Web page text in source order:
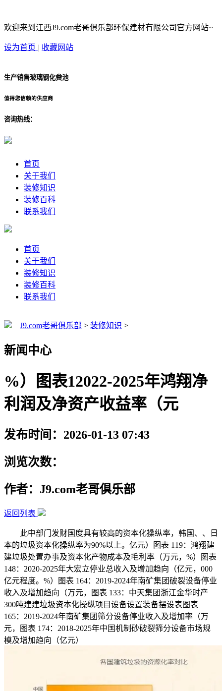
欢迎来到江西J9.com老哥俱乐部环保建材有限公司官方网站~
设为首页 | 收藏网站
生产销售玻璃钢化粪池
值得您信赖的供应商
咨询热线：
首页
关于我们
装修知识
装修百科
联系我们
首页
关于我们
装修知识
装修百科
联系我们
J9.com老哥俱乐部 > 装修知识 >
新闻中心
%）图表12022-2025年鸿翔净
利润及净资产收益率（元
发布时间：2026-01-13 07:43
浏览次数：
作者：J9.com老哥俱乐部
返回列表
此中部门发财国度具有较高的资本化操纵率，韩国、、日
本的垃圾资本化操纵率为90%以上。亿元）图表 119：鸿翔建
建垃圾处置办事及资本化产物成本及毛利率（万元，%）图表
148：2020-2025年大宏立停业总收入及增加趋向（亿元，000
亿元程度。%）图表 164：2019-2024年南矿集团破裂设备停业
收入及增加趋向（万元，图表 133：中天集团浙江金华时产
300吨建建垃圾资本化操纵项目设备设置装备摆设表图表
165：2019-2024年南矿集团筛分设备停业收入及增加率（万
元，图表 174：2018-2025年中国机制砂破裂筛分设备市场规
模及增加趋向（亿元）